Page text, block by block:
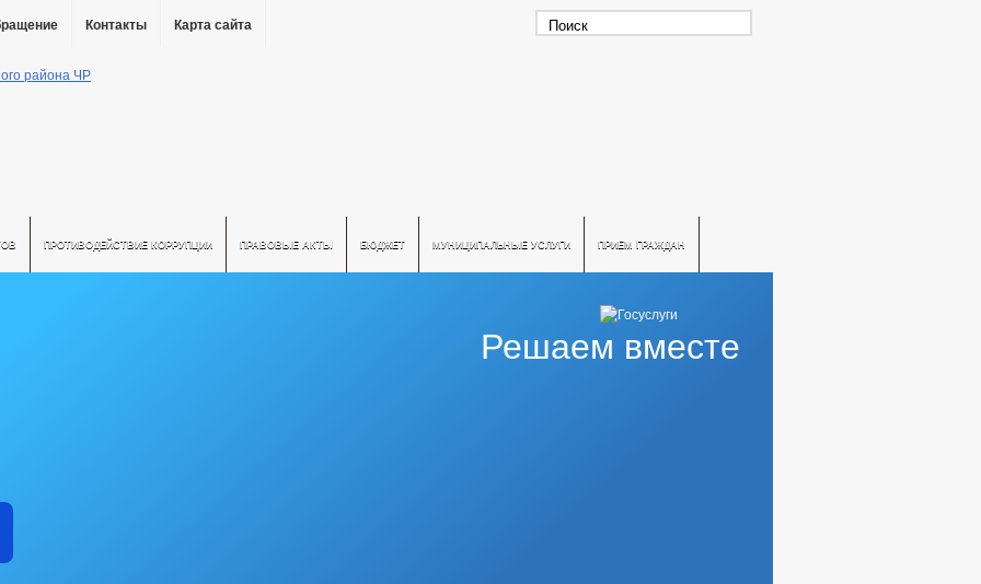
Контакты Карта сайта
ПРОТИВОДЕЙСТВИЕ КОРРУПЦИИ ПРАВОВЫЕ АКТЫ БЮДЖЕТ МУНИЦИПАЛЬНЫЕ УСЛУГИ ПРИЕМ ГРАЖДАН
Решаем вместе